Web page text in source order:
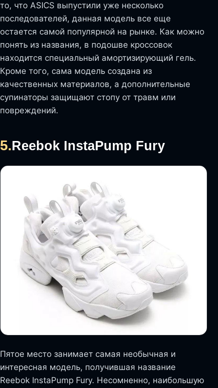
то, что ASICS выпустили уже несколько
последователей, данная модель все еще
остается самой популярной на рынке. Как можно
понять из названия, в подошве кроссовок
находится специальный амортизирующий гель.
Кроме того, сама модель создана из
качественных материалов, а дополнительные
супинаторы защищают стопу от травм или
повреждений.
5.Reebok InstaPump Fury
Пятое место занимает самая необычная и
интересная модель, получившая название
Reebok InstaPump Fury. Несомненно, наибольшую